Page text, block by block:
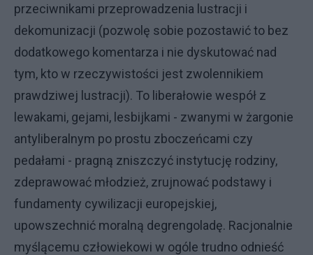
przeciwnikami przeprowadzenia lustracji i
dekomunizacji (pozwolę sobie pozostawić to bez
dodatkowego komentarza i nie dyskutować nad
tym, kto w rzeczywistości jest zwolennikiem
prawdziwej lustracji). To liberałowie wespół z
lewakami, gejami, lesbijkami - zwanymi w żargonie
antyliberalnym po prostu zboczeńcami czy
pedałami - pragną zniszczyć instytucję rodziny,
zdeprawować młodzież, zrujnować podstawy i
fundamenty cywilizacji europejskiej,
upowszechnić moralną degrengoladę. Racjonalnie
myślącemu człowiekowi w ogóle trudno odnieść